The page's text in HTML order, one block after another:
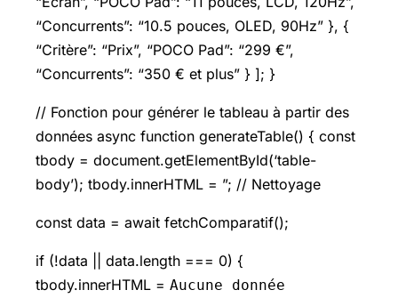
“Concurrents”: “10.5 pouces, OLED, 90Hz” }, {
“Critère”: “Prix”, “POCO Pad”: “299 €”,
“Concurrents”: “350 € et plus” } ]; }
// Fonction pour générer le tableau à partir des
données async function generateTable() { const
tbody = document.getElementById(‘table-
body’); tbody.innerHTML = ”; // Nettoyage
const data = await fetchComparatif();
if (!data || data.length === 0) {
tbody.innerHTML = Aucune donnée